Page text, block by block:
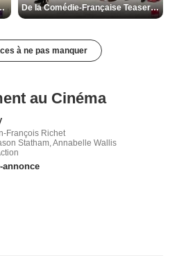
annonce VF De la Comédie-Française Teaser VF
à ne pas manquer
au Cinéma
François Richet
Statham, Annabelle Wallis
annonce